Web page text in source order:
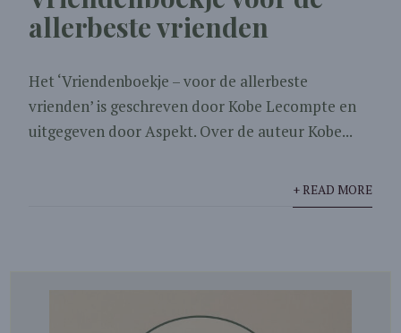
allerbeste vrienden
Het ‘Vriendenboekje – voor de allerbeste
vrienden’ is geschreven door Kobe Lecompte en
uitgegeven door Aspekt. Over de auteur Kobe...
+ READ MORE